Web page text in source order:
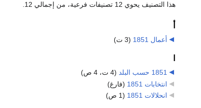
هذا التصنيف يحوي 12 تصنيفات فرعية، من إجمالي 12.
أعمال 1851 (3 ت)
1851 حسب البلد
(4 ت، 4 ص)
انتخابات 1851
(فارغ)
انحلالات 1851
(1 ص)